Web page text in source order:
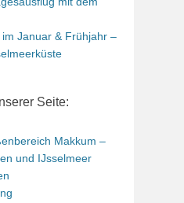
Januar & Frühjahr –
Seite:
Makkum –
und IJsselmeer